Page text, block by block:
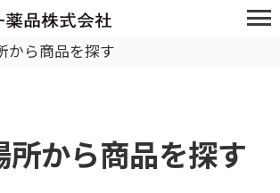
から商品を探す
所から商品を探す